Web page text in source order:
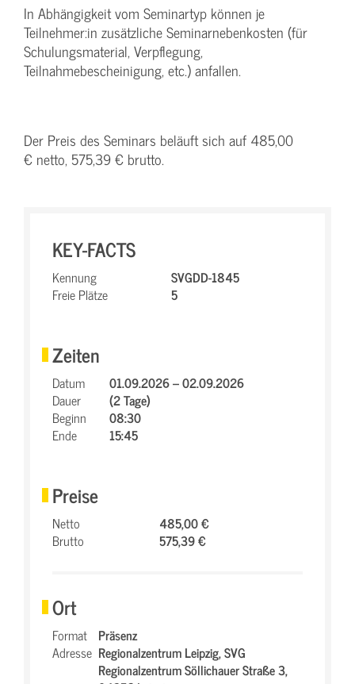
In Abhängigkeit vom Seminartyp können je
Teilnehmer:in zusätzliche Seminarnebenkosten (für
Schulungsmaterial, Verpflegung,
Teilnahmebescheinigung, etc.) anfallen.
Der Preis des Seminars beläuft sich auf 485,00
€ netto, 575,39 € brutto.
KEY-FACTS
Kennung
SVGDD-1845
Freie Plätze
5
Zeiten
Datum
01.09.2026 – 02.09.2026
Dauer
(2 Tage)
Beginn
08:30
Ende
15:45
Preise
Netto
485,00 €
Brutto
575,39 €
Ort
Format Präsenz
Adresse Regionalzentrum Leipzig,SVG
Regionalzentrum Söllichauer Straße 3,